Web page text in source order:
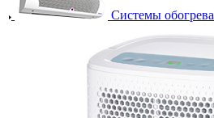
Системы обогрева